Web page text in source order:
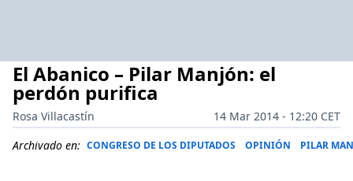
El Abanico – Pilar Manjón: el
perdón purifica
Rosa Villacastín
14 Mar 2014 - 12:20 CET
Archivado en: CONGRESO DE LOS DIPUTADOS OPINIÓN PILAR